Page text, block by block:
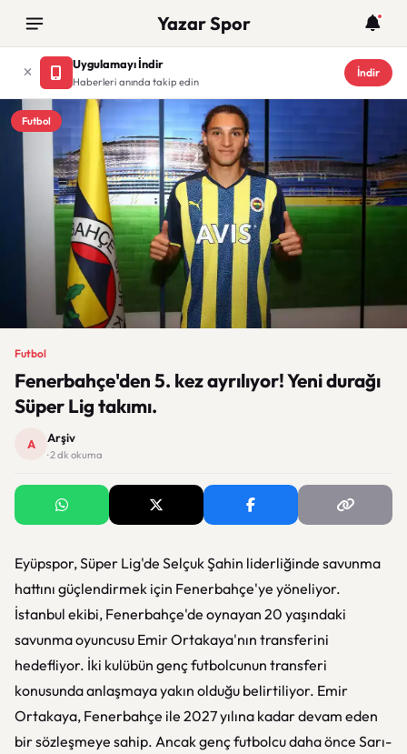
Yazar Spor
Uygulamayı İndir
Haberleri anında takip edin
İndir
Futbol
Futbol
Fenerbahçe'den 5. kez ayrılıyor! Yeni durağı
Süper Lig takımı.
A Arşiv
· 2 dk okuma
Eyüpspor, Süper Lig'de Selçuk Şahin liderliğinde savunma
hattını güçlendirmek için Fenerbahçe'ye yöneliyor.
İstanbul ekibi, Fenerbahçe'de oynayan 20 yaşındaki
savunma oyuncusu Emir Ortakaya'nın transferini
hedefliyor. İki kulübün genç futbolcunun transferi
konusunda anlaşmaya yakın olduğu belirtiliyor. Emir
Ortakaya, Fenerbahçe ile 2027 yılına kadar devam eden
bir sözleşmeye sahip. Ancak genç futbolcu daha önce Sarı-